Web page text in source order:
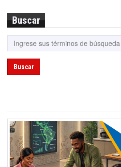
Buscar
Buscar